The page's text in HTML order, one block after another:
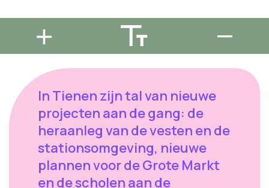
In Tienen zijn tal van nieuwe
projecten aan de gang: de
heraanleg van de vesten en de
stationsomgeving, nieuwe
plannen voor de Grote Markt
en de scholen aan de